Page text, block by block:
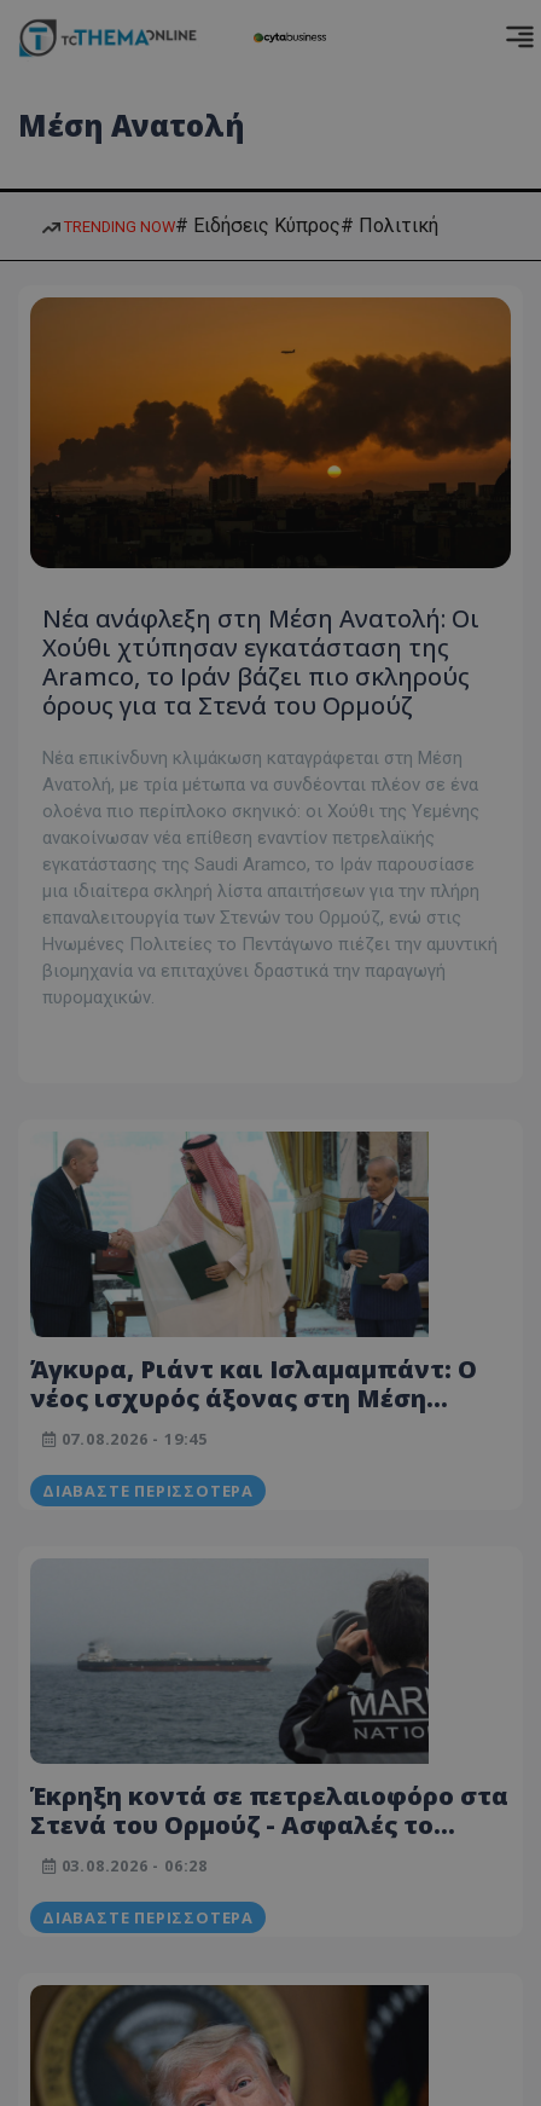
Μέση Ανατολή
TRENDING NOW# Ειδήσεις Κύπρος# Πολιτική
Νέα ανάφλεξη στη Μέση Ανατολή: Οι
Χούθι χτύπησαν εγκατάσταση της
Aramco, το Ιράν βάζει πιο σκληρούς
όρους για τα Στενά του Ορμούζ
Νέα επικίνδυνη κλιμάκωση καταγράφεται στη Μέση
Ανατολή, με τρία μέτωπα να συνδέονται πλέον σε ένα
ολοένα πιο περίπλοκο σκηνικό: οι Χούθι της Υεμένης
ανακοίνωσαν νέα επίθεση εναντίον πετρελαϊκής
εγκατάστασης της Saudi Aramco, το Ιράν παρουσίασε
μια ιδιαίτερα σκληρή λίστα απαιτήσεων για την πλήρη
επαναλειτουργία των Στενών του Ορμούζ, ενώ στις
Ηνωμένες Πολιτείες το Πεντάγωνο πιέζει την αμυντική
βιομηχανία να επιταχύνει δραστικά την παραγωγή
πυρομαχικών.
Άγκυρα, Ριάντ και Ισλαμαμπάντ: Ο
νέος ισχυρός άξονας στη Μέση
Ανατολή ανοίγει τον δρόμο για το
«ισλαμικό ΝΑΤΟ», τι σημαίνει η
συμφωνία της Μέκκας
07.08.2026 - 19:45
ΔΙΑΒΆΣΤΕ ΠΕΡΙΣΣΌΤΕΡΑ
Έκρηξη κοντά σε πετρελαιοφόρο στα
Στενά του Ορμούζ - Ασφαλές το
πλήρωμα
03.08.2026 - 06:28
ΔΙΑΒΆΣΤΕ ΠΕΡΙΣΣΌΤΕΡΑ